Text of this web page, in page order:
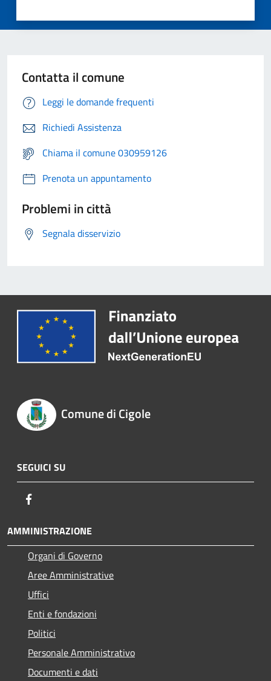
Contatta il comune
Leggi le domande frequenti
Richiedi Assistenza
Chiama il comune 030959126
Prenota un appuntamento
Problemi in città
Segnala disservizio
Comune di Cigole
SEGUICI SU
AMMINISTRAZIONE
Organi di Governo
Aree Amministrative
Uffici
Enti e fondazioni
Politici
Personale Amministrativo
Documenti e dati